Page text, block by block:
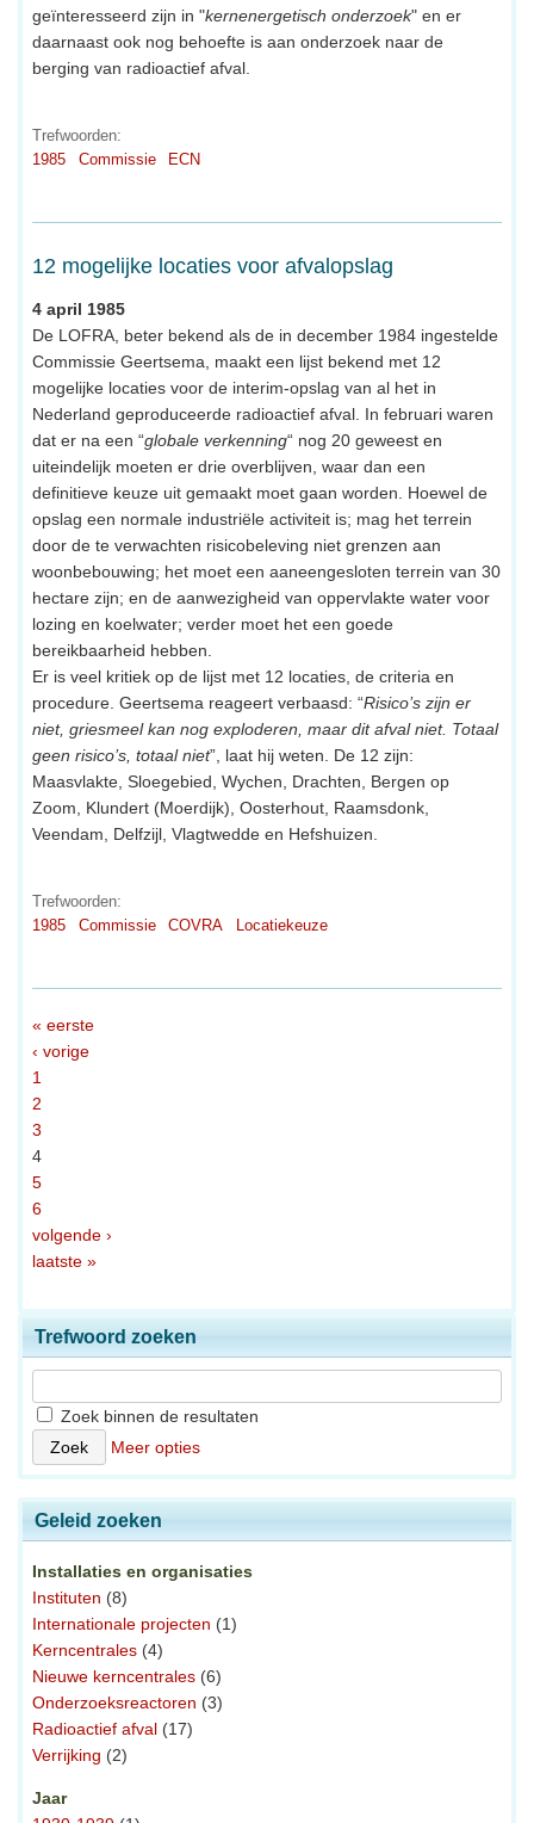
geïnteresseerd zijn in "kernenergetisch onderzoek" en er
daarnaast ook nog behoefte is aan onderzoek naar de
berging van radioactief afval.
Trefwoorden:
1985
Commissie ECN
12 mogelijke locaties voor afvalopslag
4 april 1985
De LOFRA, beter bekend als de in december 1984 ingestelde
Commissie Geertsema, maakt een lijst bekend met 12
mogelijke locaties voor de interim-opslag van al het in
Nederland geproduceerde radioactief afval. In februari waren
dat er na een “globale verkenning“ nog 20 geweest en
uiteindelijk moeten er drie overblijven, waar dan een
definitieve keuze uit gemaakt moet gaan worden. Hoewel de
opslag een normale industriële activiteit is; mag het terrein
door de te verwachten risicobeleving niet grenzen aan
woonbebouwing; het moet een aaneengesloten terrein van 30
hectare zijn; en de aanwezigheid van oppervlakte water voor
lozing en koelwater; verder moet het een goede
bereikbaarheid hebben.
Er is veel kritiek op de lijst met 12 locaties, de criteria en
procedure. Geertsema reageert verbaasd: “Risico’s zijn er
niet, griesmeel kan nog exploderen, maar dit afval niet. Totaal
geen risico’s, totaal niet”, laat hij weten. De 12 zijn:
Maasvlakte, Sloegebied, Wychen, Drachten, Bergen op
Zoom, Klundert (Moerdijk), Oosterhout, Raamsdonk,
Veendam, Delfzijl, Vlagtwedde en Hefshuizen.
Trefwoorden:
1985
Commissie COVRA Locatiekeuze
« eerste
‹ vorige
1
2
3
4
5
6
volgende ›
laatste »
Trefwoord zoeken
Zoek binnen de resultaten
Meer opties
Geleid zoeken
Installaties en organisaties
Instituten (8)
Internationale projecten (1)
Kerncentrales (4)
Nieuwe kerncentrales (6)
Onderzoeksreactoren (3)
Radioactief afval (17)
Verrijking (2)
Jaar